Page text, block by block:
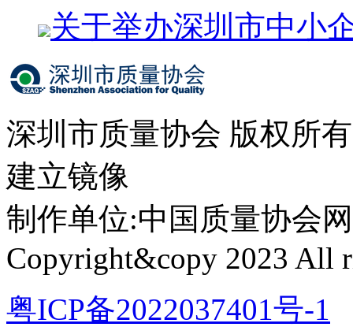
关于举办深圳市中小
深圳市质量协会 版权所
建立镜像
制作单位:中国质量协会
Copyright&copy 2023 All
粤ICP备2022037401号-1